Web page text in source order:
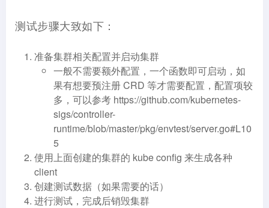
测试步骤大致如下：
准备集群相关配置并启动集群
一般不需要额外配置，一个函数即可启动，如
果有想要预注册 CRD 等才需要配置，配置项较
多，可以参考 https://github.com/kubernetes-
sigs/controller-
runtime/blob/master/pkg/envtest/server.go#L10
5
使用上面创建的集群的 kube config 来生成各种
client
创建测试数据（如果需要的话）
进行测试，完成后销毁集群